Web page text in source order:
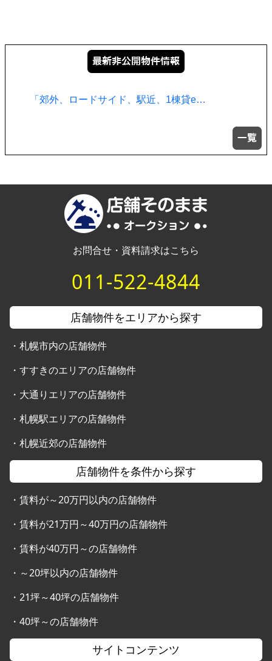
「郊外、ロードサイド、駅近、1棟貸e…
お問合せ・資料請求はこちら
011-522-4844
店舗物件をエリアから探す
・ 札幌市内の店舗物件
・ すすきのエリアの店舗物件
・ 大通りエリアの店舗物件
・ 札幌駅エリアの店舗物件
・ 札幌近郊の店舗物件
店舗物件を条件から探す
・ 賃料が～20万円以内の店舗物件
・ 賃料が21万円～40万円の店舗物件
・ 賃料が40万円～の店舗物件
・ ～20坪以内の店舗物件
・ 21坪～40坪の店舗物件
・ 40坪～の店舗物件
サイトコンテンツ